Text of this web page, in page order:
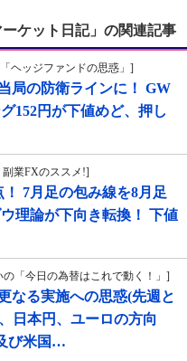
ケット日記」の関連記事
ヘッジファンドの思惑」]
局の防衛ラインに！ GW
152円が下値めど、押し
業FXのススメ!]
7月足の包み線を8月足
理論が下向き転換！ 下値
「今日の為替はこれで動く！」]
なる実施への思惑(先週と
日本円、ユーロの方向
び米国…